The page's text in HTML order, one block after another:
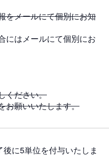
をメールにて個別にお知
にはメールにて個別にお
ください。
お願いいたします。
に5単位を付与いたしま